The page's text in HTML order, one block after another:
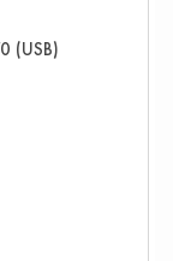
(USB)